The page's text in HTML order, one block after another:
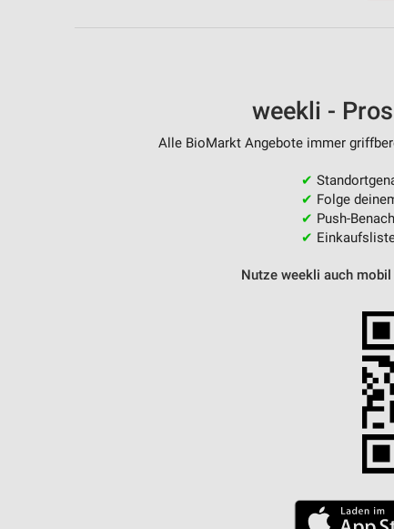
weekli -
Alle BioMarkt Angebote immer
✔
✔ Folge
✔ Push-
✔
Nutze weekli auch